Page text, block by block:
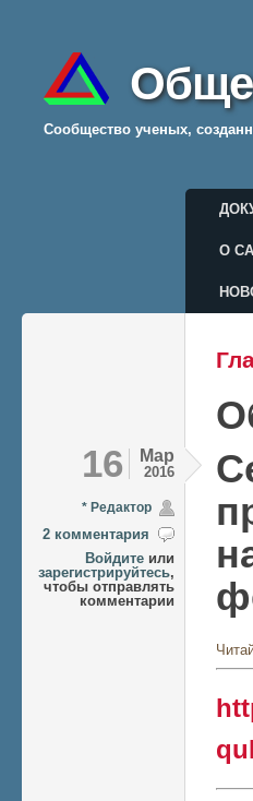
Cообщество ученых,
О
16 Мар
2016
* Редактор
2 комментария
Войдите или
зарегистрируйтесь,
чтобы отправлять
комментарии